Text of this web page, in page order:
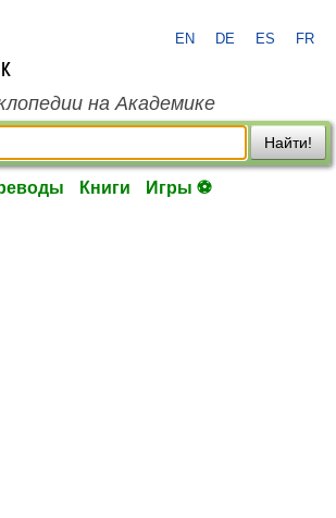
EN DE ES FR
на Академике
Найти!
Книги Игры ⚽